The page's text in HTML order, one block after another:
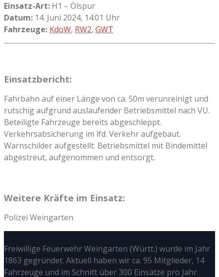
Einsatz-Art: H1 – Ölspur
Datum: 14. Juni 2024, 14:01 Uhr
Fahrzeuge: KdoW, RW2, GWT
Einsatzbericht:
Fahrbahn auf einer Länge von ca. 50m verunreinigt und
rutschig aufgrund auslaufender Betriebsmittel nach VU.
Beteiligte Fahrzeuge bereits abgeschleppt.
Verkehrsabsicherung im lfd. Verkehr aufgebaut.
Warnschilder aufgestellt. Betriebsmittel mit Bindemittel
abgestreut, aufgenommen und entsorgt.
Weitere Kräfte im Einsatz:
Polizei Weingarten
Freiwillige Feuerwehr Weingarten (Württ.) wurde im Jahr
1863 gegründet. Aktuell haben wir ca. 95 Mitglieder, 14
Fahrzeuge und im Schnitt über 300 Einsätze pro Jahr.